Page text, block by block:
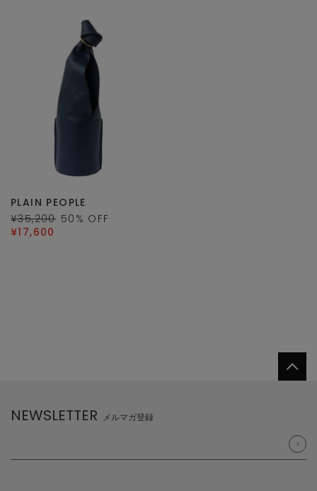
PLAIN PEOPLE
¥35,200 50 % OFF
¥17,600
NEWSLETTER メルマガ登録